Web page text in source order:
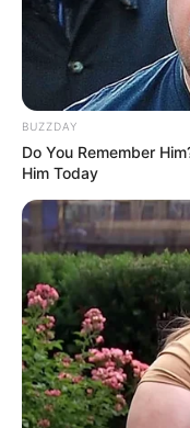
(foto:
3. Tampil anggun
BUZZDAY
Do You Remember
Him Today